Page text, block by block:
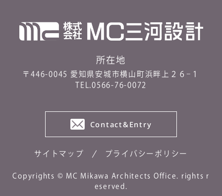
News 所在地
〒446-0045 愛知県安城市横山町浜畔上２６−１
TEL.0566-76-0072
Contact&Entry
サイトマップ プライバシーポリシー
Copyrights © MC Mikawa Architects Office. rights r
eserved.